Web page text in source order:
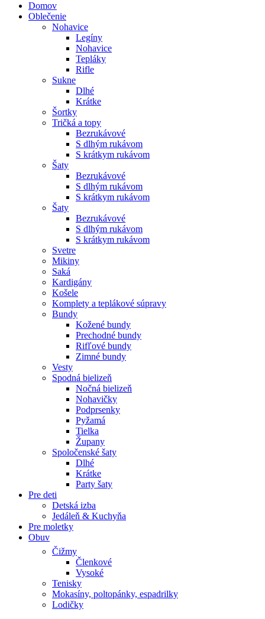
Domov
Oblečenie
Nohavice
Legíny
Nohavice
Tepláky
Rifle
Sukne
Dlhé
Krátke
Šortky
Tričká a topy
Bezrukávové
S dlhým rukávom
S krátkym rukávom
Šaty
Bezrukávové
S dlhým rukávom
S krátkym rukávom
Šaty
Bezrukávové
S dlhým rukávom
S krátkym rukávom
Svetre
Mikiny
Saká
Kardigány
Košele
Komplety a teplákové súpravy
Bundy
Kožené bundy
Prechodné bundy
Rifľové bundy
Zimné bundy
Vesty
Spodná bielizeň
Nočná bielizeň
Nohavičky
Podprsenky
Pyžamá
Tielka
Župany
Spoločenské šaty
Dlhé
Krátke
Party šaty
Pre deti
Detská izba
Jedáleň & Kuchyňa
Pre moletky
Obuv
Čižmy
Členkové
Vysoké
Tenisky
Mokasíny, poltopánky, espadrilky
Lodičky